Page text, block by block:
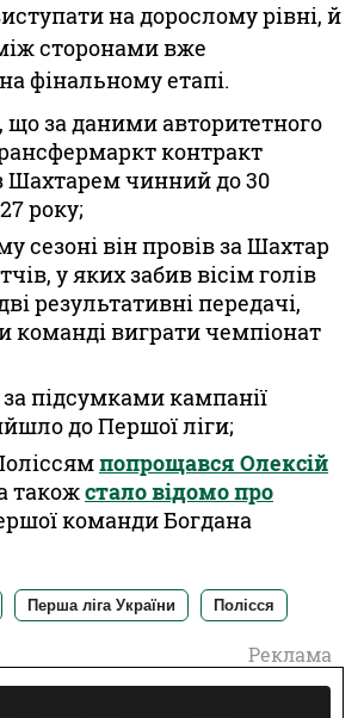
на дорослому рівні, й
сторонами вже
фінальному етапі.
за даними авторитетного
контракт
Шахтарем чинний до 30
року;
сезоні він провів за Шахтар
у яких забив вісім голів
результативні передачі,
команді виграти чемпіонат
підсумками кампанії
до Першої ліги;
попрощався Олексій
такожстало відомо про
команди Богдана
Перша ліга України Полісся
Реклама